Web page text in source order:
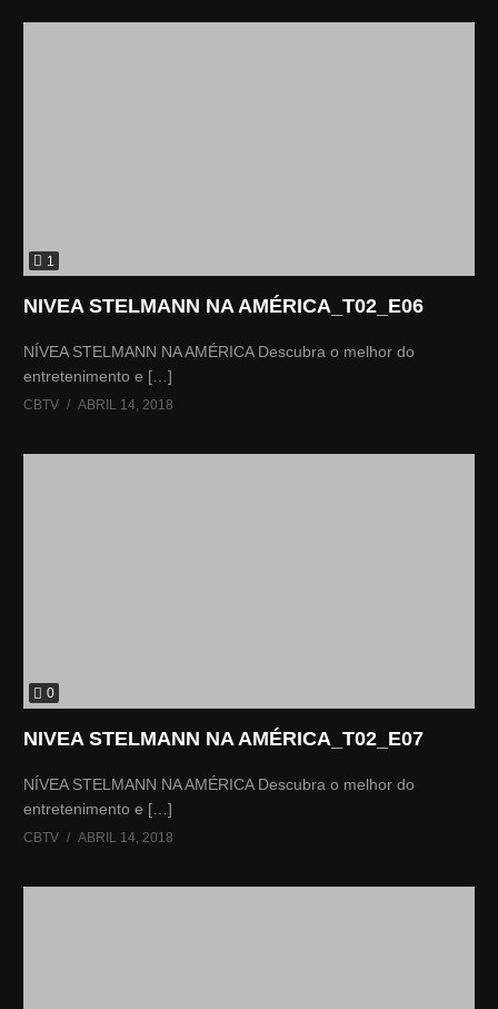
1
NIVEA STELMANN NA AMÉRICA_T02_E06
NÍVEA STELMANN NA AMÉRICA Descubra o melhor do
entretenimento e […]
CBTV ABRIL 14, 2018
0
NIVEA STELMANN NA AMÉRICA_T02_E07
NÍVEA STELMANN NA AMÉRICA Descubra o melhor do
entretenimento e […]
CBTV ABRIL 14, 2018